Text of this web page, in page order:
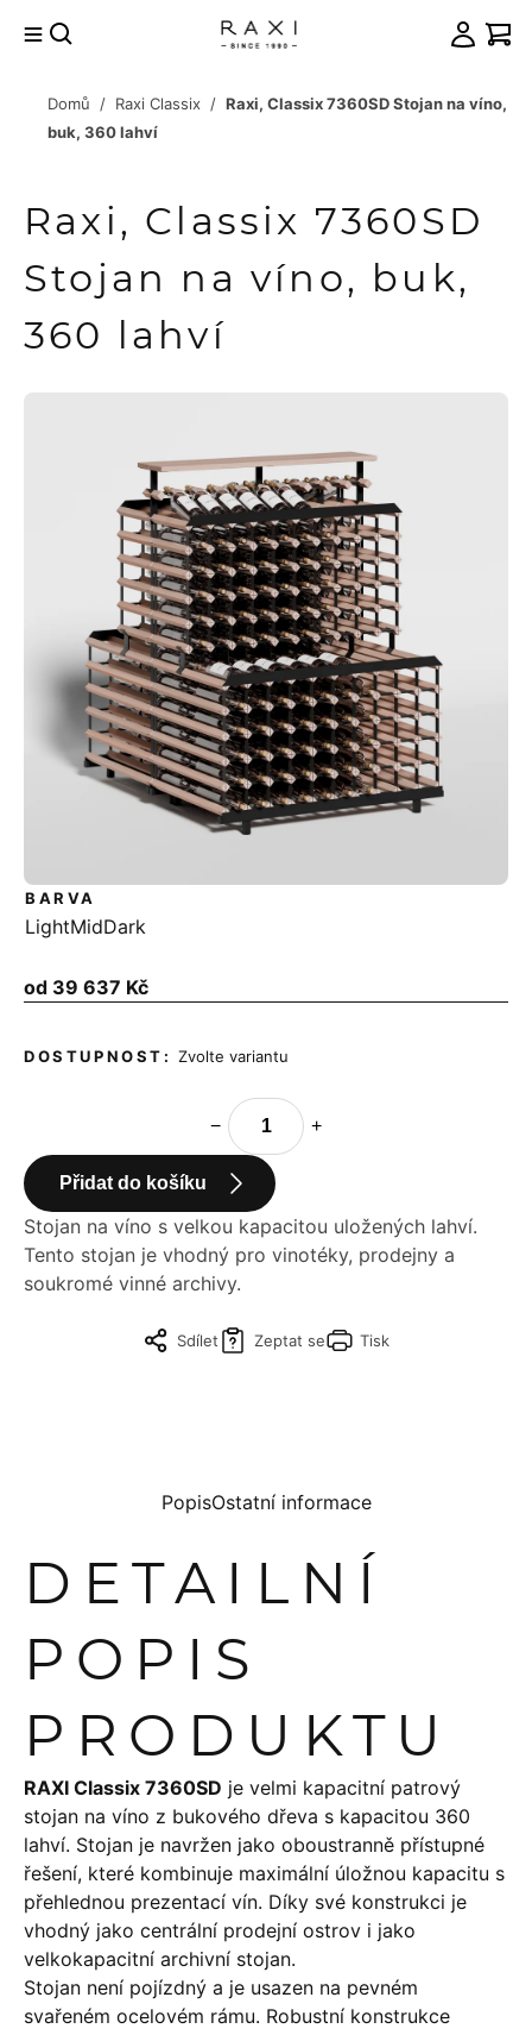
Domů / Raxi Classix / Raxi, Classix 7360SD Stojan na víno,
buk, 360 lahví
Raxi, Classix 7360SD
Stojan na víno, buk,
360 lahví
od 39 637 KčMěrná
Zvolte variantu
BARVA
LightMidDark
+
−
Přidat do košíku
Stojan na víno s velkou kapacitou uložených lahví.
Tento stojan je vhodný pro vinotéky, prodejny a
soukromé vinné archivy.
Tisk
Zeptat se
Sdílet
PopisOstatní informace
DETAILNÍ
POPIS
PRODUKTU
RAXI Classix 7360SD je velmi kapacitní patrový
stojan na víno z bukového dřeva s kapacitou 360
lahví. Stojan je navržen jako oboustranně přístupné
řešení, které kombinuje maximální úložnou kapacitu s
přehlednou prezentací vín. Díky své konstrukci je
vhodný jako centrální prodejní ostrov i jako
velkokapacitní archivní stojan.
Stojan není pojízdný a je usazen na pevném
svařeném ocelovém rámu. Robustní konstrukce